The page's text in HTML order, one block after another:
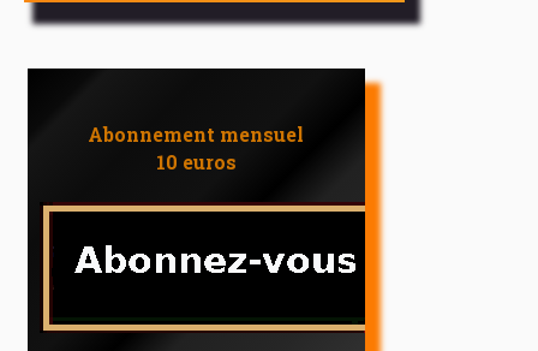
Abonnement mensuel
10 euros